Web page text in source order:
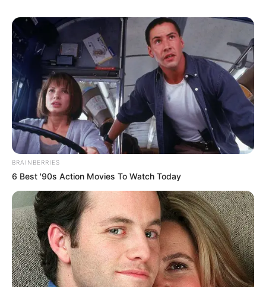
BRAINBERRIES
6 Best '90s Action Movies To Watch Today